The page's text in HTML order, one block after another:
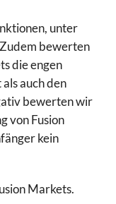
unter
bewerten
die engen
auch den
bewerten wir
von Fusion
kein
Markets.